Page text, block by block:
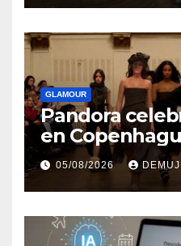
GLAMOUR
Pandora
en
Copenhagen
través de
05/08/2026